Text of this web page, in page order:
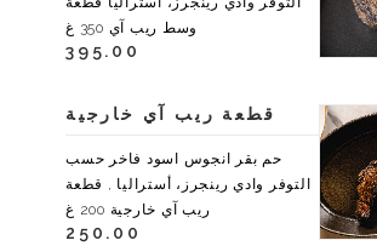
وسط ريب آي 350 غ
395.00
قطعة ريب آي خارجية
حم بقر انجوس اسود فاخر حسب
التوفر وادي رينجرز، أستراليا , قطعة
ريب آي خارجية 200 غ
250.00